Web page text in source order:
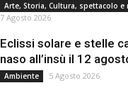
Arte, Storia, Cultura, spettacolo e
7 Agosto 2026
Eclissi solare e stelle
naso all’insù il 12
Ambiente 5 Agosto 2026